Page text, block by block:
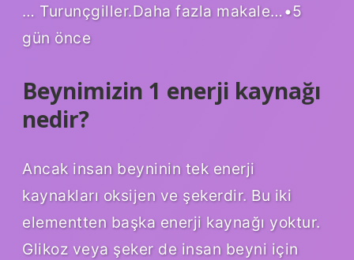
… Turunçgiller.Daha fazla makale…•5
gün önce
Beynimizin 1 enerji kaynağı
nedir?
Ancak insan beyninin tek enerji
kaynakları oksijen ve şekerdir. Bu iki
elementten başka enerji kaynağı yoktur.
Glikoz veya şeker de insan beyni için